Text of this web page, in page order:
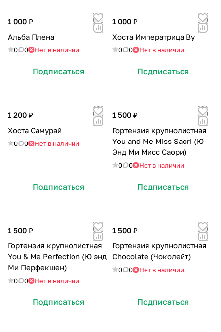
1 000 ₽
Альба Плена
0 0 Нет в наличии
Подписаться
1 000 ₽
Хоста Императрица Ву
0 0 Нет в наличии
Подписаться
1 200 ₽
Хоста Самурай
0 0 Нет в наличии
Подписаться
1 500 ₽
Гортензия крупнолистная
You and Me Miss Saori (Ю
Энд Ми Мисс Саори)
0 0 Нет в наличии
Подписаться
1 500 ₽
Гортензия крупнолистная
You & Me Perfection (Ю энд
Ми Перфекшен)
0 0 Нет в наличии
Подписаться
1 500 ₽
Гортензия крупнолистная
Chocolate (Чоколейт)
0 0 Нет в наличии
Подписаться